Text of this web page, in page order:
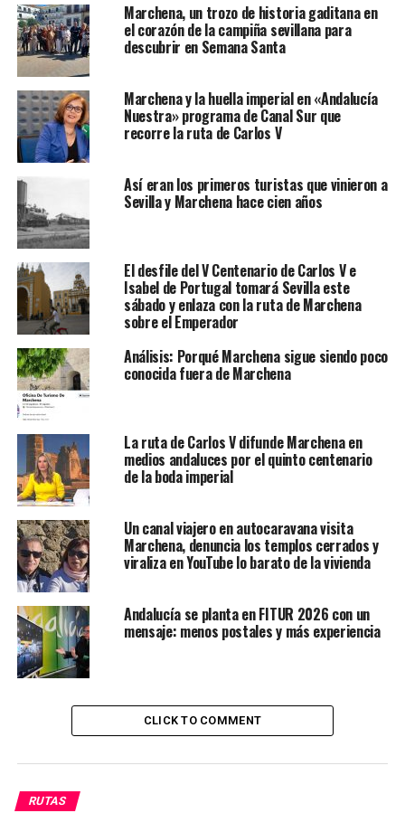
Marchena, un trozo de historia gaditana en
el corazón de la campiña sevillana para
descubrir en Semana Santa
Marchena y la huella imperial en «Andalucía
Nuestra» programa de Canal Sur que
recorre la ruta de Carlos V
Así eran los primeros turistas que vinieron a
Sevilla y Marchena hace cien años
El desfile del V Centenario de Carlos V e
Isabel de Portugal tomará Sevilla este
sábado y enlaza con la ruta de Marchena
sobre el Emperador
Análisis: Porqué Marchena sigue siendo poco
conocida fuera de Marchena
La ruta de Carlos V difunde Marchena en
medios andaluces por el quinto centenario
de la boda imperial
Un canal viajero en autocaravana visita
Marchena, denuncia los templos cerrados y
viraliza en YouTube lo barato de la vivienda
Andalucía se planta en FITUR 2026 con un
mensaje: menos postales y más experiencia
CLICK TO COMMENT
RUTAS